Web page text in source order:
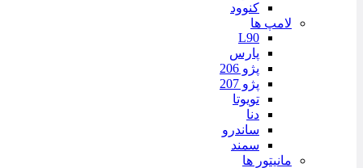
کنوود
لامپ ها
L90
پارس
پژو 206
پژو 207
تویوتا
دنا
ساندرو
سمند
مانیتور ها